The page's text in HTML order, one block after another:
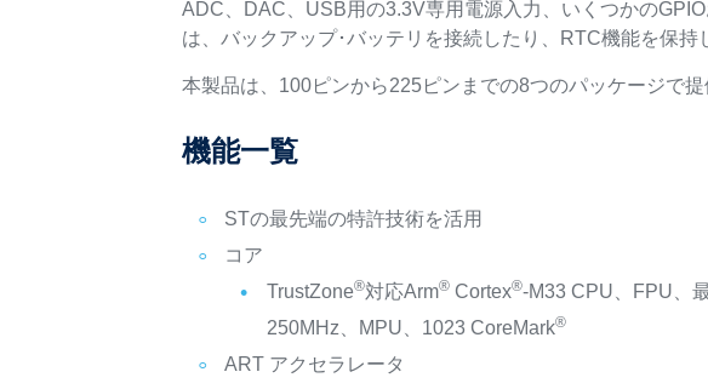
ADC、DAC、USB用の3.3V専用電源入力、いくつかの
は、バックアップ･バッテリを接続したり、RTC機能を保
本製品は、100ピンから225ピンまでの8つのパッケージで提
機能一覧
STの最先端の特許技術を活用
コア
TrustZone®対応Arm® Cortex®-M33 CPU、FPU、
250MHz、MPU、1023 CoreMark®
ART アクセラレータ